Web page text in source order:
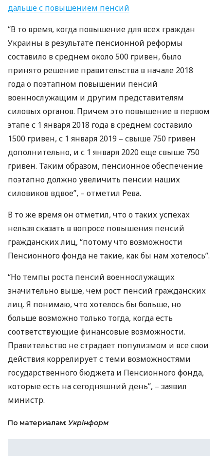
дальше с повышением пенсий
“В то время, когда повышение для всех граждан
Украины в результате пенсионной реформы
составило в среднем около 500 гривен, было
принято решение правительства в начале 2018
года о поэтапном повышении пенсий
военнослужащим и другим представителям
силовых органов. Причем это повышение в первом
этапе с 1 января 2018 года в среднем составило
1500 гривен, с 1 января 2019 – свыше 750 гривен
дополнительно, и с 1 января 2020 еще свыше 750
гривен. Таким образом, пенсионное обеспечение
поэтапно должно увеличить пенсии наших
силовиков вдвое”, – отметил Рева.
В то же время он отметил, что о таких успехах
нельзя сказать в вопросе повышения пенсий
гражданских лиц, “потому что возможности
Пенсионного фонда не такие, как бы нам хотелось”.
“Но темпы роста пенсий военнослужащих
значительно выше, чем рост пенсий гражданских
лиц. Я понимаю, что хотелось бы больше, но
больше возможно только тогда, когда есть
соответствующие финансовые возможности.
Правительство не страдает популизмом и все свои
действия коррелирует с теми возможностями
государственного бюджета и Пенсионного фонда,
которые есть на сегодняшний день”, – заявил
министр.
По материалам: Укрінформ